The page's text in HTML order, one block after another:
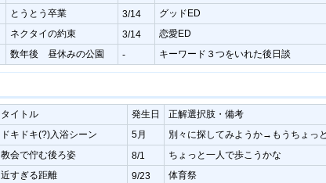
とうとう卒業 3/14 グッドED
ネクタイの約束 3/14 恋愛ED
数年後 昼休みの公園 - キーワード３つをいれた後日談
タイトル 発生日 正解選択肢・備考
ドキドキ(?)入浴シーン 5月 別々に探してみようか→もうちょっ
教会で佇む後ろ姿 8/1 ちょっと一人で歩こうかな
近すぎる距離 9/23 体育祭